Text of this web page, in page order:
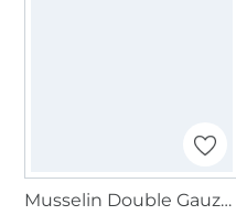
Musselin Double Gauze Golden Dots, beere